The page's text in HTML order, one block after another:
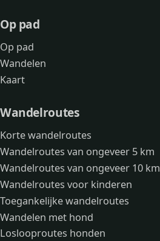
Op pad
Op pad
Wandelen
Kaart
Wandelroutes
Korte wandelroutes
Wandelroutes van ongeveer 5 km
Wandelroutes van ongeveer 10 km
Wandelroutes voor kinderen
Toegankelijke wandelroutes
Wandelen met hond
Loslooproutes honden